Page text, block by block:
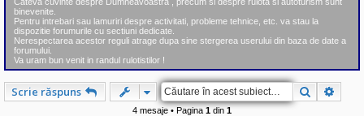
t
e
a
p
o
s
s
o
binevenite.
Pentru intrebari sau lamuriri despre activitati, probleme tehnice, etc. va stau la
dispozitie forumurile cu sectiuni dedicate.
Nerespectarea acestor reguli atrage dupa sine stergerea userului din baza de date a
forumului.
Va uram bun venit in randul rulotistilor !
Scrie răspuns Căutare
4 mesaje • Pagina 1 din 1